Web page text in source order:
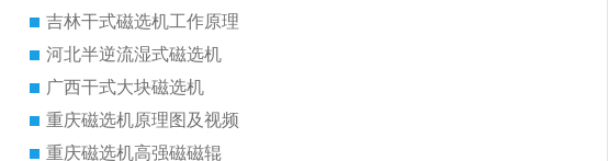
吉林干式磁选机工作原理
河北半逆流湿式磁选机
广西干式大块磁选机
重庆磁选机原理图及视频
重庆磁选机高强磁磁辊